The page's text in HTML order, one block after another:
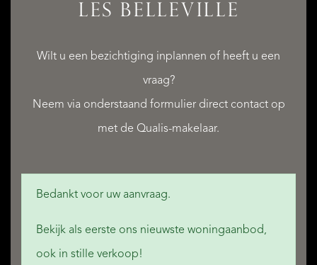
LES BELLEVILLE
Wilt u een bezichtiging inplannen of heeft u een
vraag?
Neem via onderstaand formulier direct contact op
met de Qualis-makelaar.
Bedankt voor uw aanvraag.
Bekijk als eerste ons nieuwste woningaanbod,
ook in stille verkoop!